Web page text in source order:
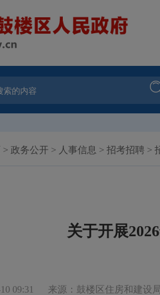
> 政务公开 > 人事信息 > 招考招聘 >
关于开展
09:31 来源：鼓楼区住房和建设